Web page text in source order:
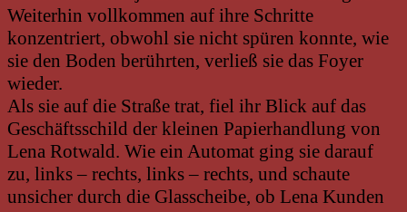
Weiterhin vollkommen auf ihre Schritte
konzentriert, obwohl sie nicht spüren konnte, wie
sie den Boden berührten, verließ sie das Foyer
wieder.
Als sie auf die Straße trat, fiel ihr Blick auf das
Geschäftsschild der kleinen Papierhandlung von
Lena Rotwald. Wie ein Automat ging sie darauf
zu, links – rechts, links – rechts, und schaute
unsicher durch die Glasscheibe, ob Lena Kunden